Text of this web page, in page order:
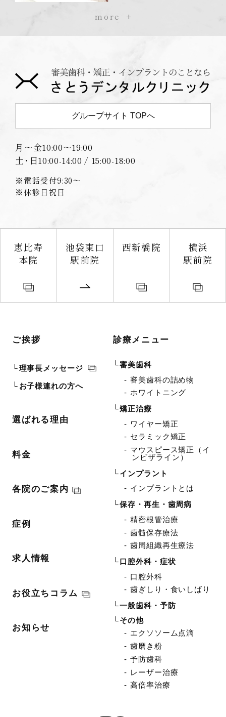
more
グループサイト TOPへ
月〜金10:00〜19:00
土･日10:00-14:00 / 15:00-18:00
※電話受付9:30〜
※休診日祝日
恵比寿
本院
池袋東口
駅前院
西新橋院
横浜
駅前院
ご挨拶
理事長メッセージ
お子様連れの方へ
選ばれる理由
料金
各院のご案内
症例
求人情報
お役立ちコラム
お知らせ
診療メニュー
審美歯科
審美歯科の詰め物
ホワイトニング
矯正治療
ワイヤー矯正
セラミック矯正
マウスピース矯正（イ
ンビザライン）
インプラント
インプラントとは
保存・再生・歯周病
精密根管治療
歯髄保存療法
歯周組織再生療法
口腔外科・症状
口腔外科
歯ぎしり・食いしばり
一般歯科・予防
その他
エクソソーム点滴
歯磨き粉
予防歯科
レーザー治療
高倍率治療